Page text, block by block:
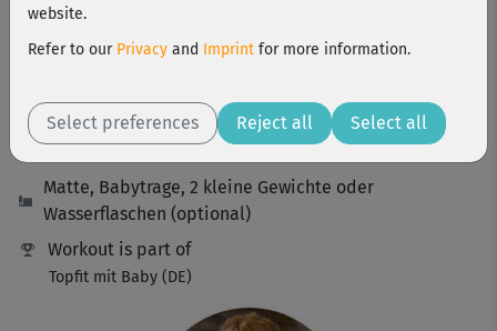
Workout Facts
intermediate
160 kcal
Daniela Adler
Matte, Babytrage, 2 kleine Gewichte oder
Wasserflaschen (optional)
Workout is part of
Topfit mit Baby (DE)
website.
Refer to our Privacy and Imprint for more information.
Select preferences Reject all Select all